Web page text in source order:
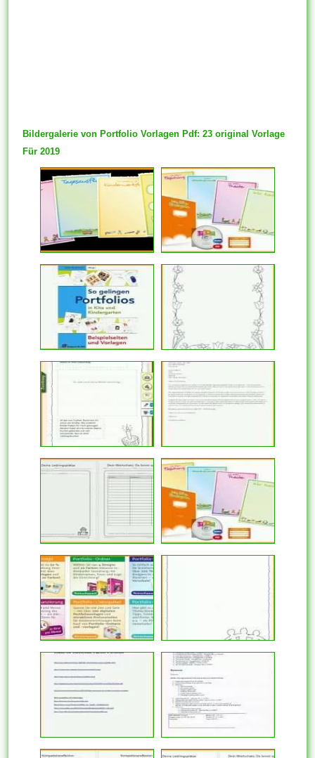
Bildergalerie von Portfolio Vorlagen Pdf: 23 original Vorlage
Für 2019